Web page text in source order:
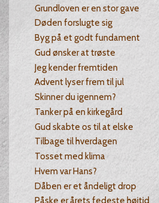
Grundloven er en stor gave
Døden forslugte sig
Byg på et godt fundament
Gud ønsker at trøste
Jeg kender fremtiden
Advent lyser frem til jul
Skinner du igennem?
Tanker på en kirkegård
Gud skabte os til at elske
Tilbage til hverdagen
Tosset med klima
Hvem var Hans?
Dåben er et åndeligt drop
Påske er årets fedeste højtid